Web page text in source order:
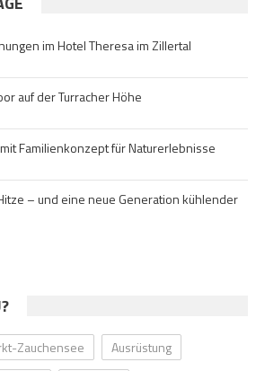
im Hotel Theresa im Zillertal
auf der Turracher Höhe
Familienkonzept für Naturerlebnisse
– und eine neue Generation kühlender
Zauchensee
Ausrüstung